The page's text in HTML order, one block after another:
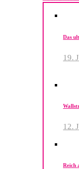
Das
19.
12.
Reich